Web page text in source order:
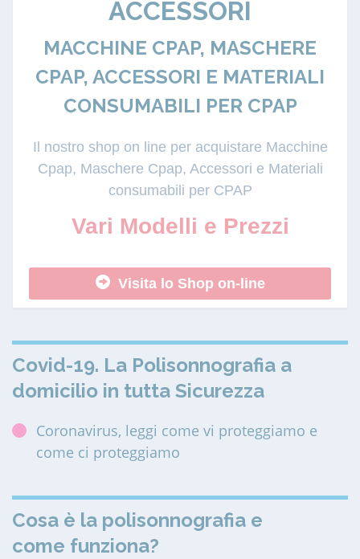
ACCESSORI
MACCHINE CPAP, MASCHERE
CPAP, ACCESSORI E MATERIALI
CONSUMABILI PER CPAP
Il nostro shop on line per acquistare Macchine
Cpap, Maschere Cpap, Accessori e Materiali
consumabili per CPAP
Vari Modelli e Prezzi
Visita lo Shop on-line
Covid-19. La Polisonnografia a
domicilio in tutta Sicurezza
Coronavirus, leggi come vi proteggiamo e
come ci proteggiamo
Cosa è la polisonnografia e
come funziona?